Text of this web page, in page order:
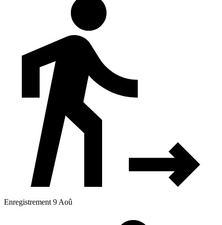
Enregistrement 9 Aoû